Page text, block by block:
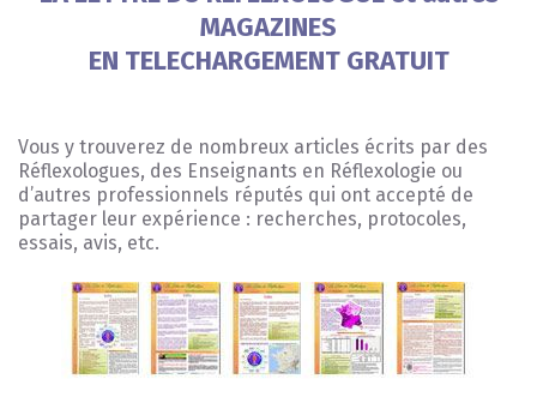
MAGAZINES
EN TELECHARGEMENT GRATUIT
Vous y trouverez de nombreux articles écrits par des
Réflexologues, des Enseignants en Réflexologie ou
d’autres professionnels réputés qui ont accepté de
partager leur expérience : recherches, protocoles,
essais, avis, etc.